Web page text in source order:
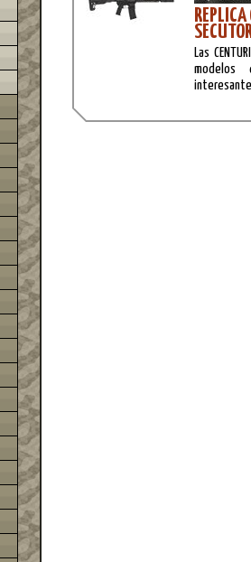
Las
modelos